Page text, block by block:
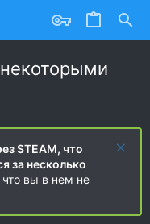
STEAM, что
за несколько
что вы в нем не